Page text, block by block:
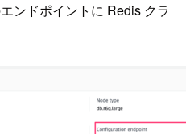
ンドポイントに Redis クラ